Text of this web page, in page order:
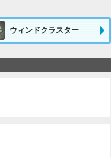
ウィンドクラスター